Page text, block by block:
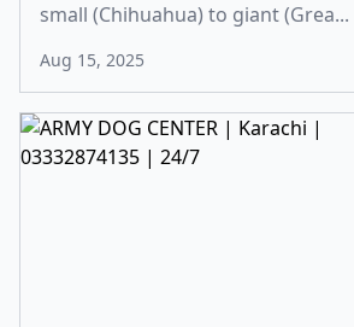
small (Chihuahua) to giant (Grea...
Aug 15, 2025